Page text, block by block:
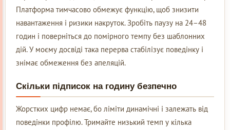
Платформа тимчасово обмежує функцію, щоб знизити
навантаження і ризики накруток. Зробіть паузу на 24–48
годин і поверніться до помірного темпу без шаблонних
дій. У моєму досвіді така перерва стабілізує поведінку і
знімає обмеження без апеляцій.
Скільки підписок на годину безпечно
Жорстких цифр немає, бо ліміти динамічні і залежать від
поведінки профілю. Тримайте низький темп у кілька